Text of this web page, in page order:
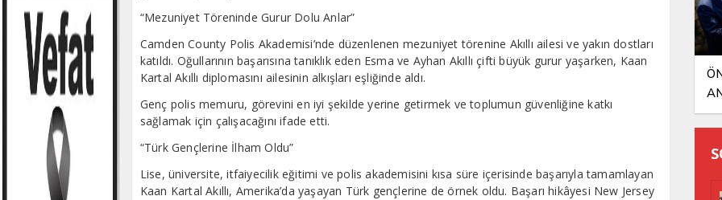
“Mezuniyet Töreninde Gurur Dolu Anlar”
Camden County Polis Akademisi’nde düzenlenen mezuniyet törenine Akıllı ailesi ve yakın dostları
katıldı. Oğullarının başarısına tanıklık eden Esma ve Ayhan Akıllı çifti büyük gurur yaşarken, Kaan
Kartal Akıllı diplomasını ailesinin alkışları eşliğinde aldı.
Genç polis memuru, görevini en iyi şekilde yerine getirmek ve toplumun güvenliğine katkı
sağlamak için çalışacağını ifade etti.
“Türk Gençlerine İlham Oldu”
Lise, üniversite, itfaiyecilik eğitimi ve polis akademisini kısa süre içerisinde başarıyla tamamlayan
Kaan Kartal Akıllı, Amerika’da yaşayan Türk gençlerine de örnek oldu. Başarı hikâyesi New Jersey